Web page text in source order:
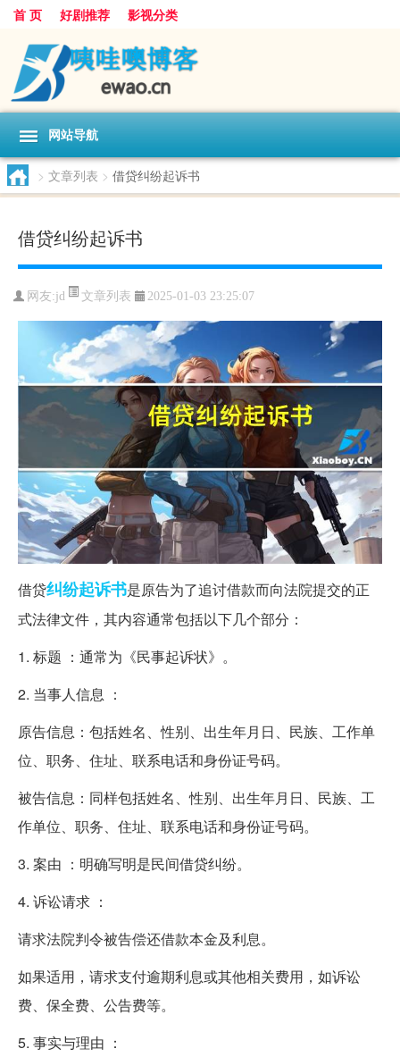
首 页 好剧推荐 影视分类
网站导航
> 文章列表 > 借贷纠纷起诉书
借贷纠纷起诉书
网友:jd 文章列表 2025-01-03 23:25:07
借贷纠纷起诉书是原告为了追讨借款而向法院提交的正
式法律文件，其内容通常包括以下几个部分：
1. 标题 ：通常为《民事起诉状》。
2. 当事人信息 ：
原告信息：包括姓名、性别、出生年月日、民族、工作单
位、职务、住址、联系电话和身份证号码。
被告信息：同样包括姓名、性别、出生年月日、民族、工
作单位、职务、住址、联系电话和身份证号码。
3. 案由 ：明确写明是民间借贷纠纷。
4. 诉讼请求 ：
请求法院判令被告偿还借款本金及利息。
如果适用，请求支付逾期利息或其他相关费用，如诉讼
费、保全费、公告费等。
5. 事实与理由 ：